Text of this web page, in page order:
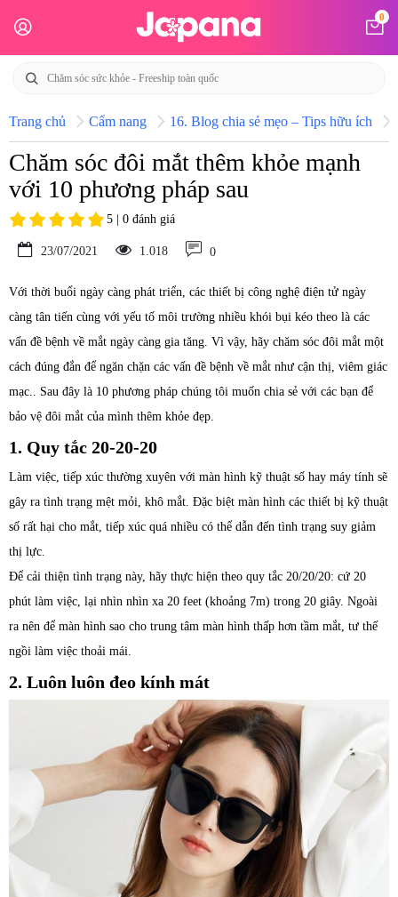
0
Trang chủ Cẩm nang 16. Blog chia sẻ mẹo – Tips hữu ích
Chăm sóc đôi mắt thêm khỏe mạnh
với 10 phương pháp sau
5 | 0 đánh giá
23/07/2021 1.018 0
Với thời buổi ngày càng phát triển, các thiết bị công nghệ điện tử ngày
càng tân tiến cùng với yếu tố môi trường nhiều khói bụi kéo theo là các
vấn đề bệnh về mắt ngày càng gia tăng. Vì vậy, hãy chăm sóc đôi mắt một
cách đúng đắn để ngăn chặn các vấn đề bệnh về mắt như cận thị, viêm giác
mạc.. Sau đây là 10 phương pháp chúng tôi muốn chia sẻ với các bạn để
bảo vệ đôi mắt của mình thêm khỏe đẹp.
1. Quy tắc 20-20-20
Làm việc, tiếp xúc thường xuyên với màn hình kỹ thuật số hay máy tính sẽ
gây ra tình trạng mệt mỏi, khô mắt. Đặc biệt màn hình các thiết bị kỹ thuật
số rất hại cho mắt, tiếp xúc quá nhiều có thể dẫn đến tình trạng suy giảm
thị lực.
Để cải thiện tình trạng này, hãy thực hiện theo quy tắc 20/20/20: cứ 20
phút làm việc, lại nhìn nhìn xa 20 feet (khoảng 7m) trong 20 giây. Ngoài
ra nên để màn hình sao cho trung tâm màn hình thấp hơn tầm mắt, tư thế
ngồi làm việc thoải mái.
2. Luôn luôn đeo kính mát